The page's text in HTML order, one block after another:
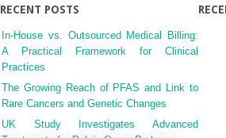
RECENT POSTS
In-House vs. Outsourced Medical Billing:
A Practical Framework for Clinical
Practices
The Growing Reach of PFAS and Link to
Rare Cancers and Genetic Changes
UK Study Investigates Advanced